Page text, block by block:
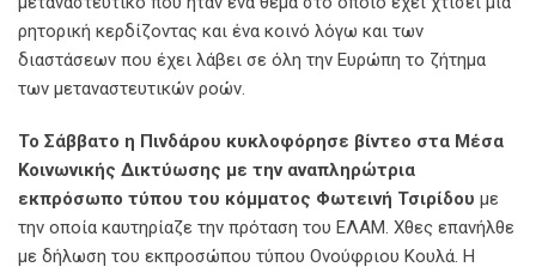
ρητορική κερδίζοντας και ένα κοινό λόγω και των
διαστάσεων που έχει λάβει σε όλη την Ευρώπη το ζήτημα
των μεταναστευτικών ροών.
Το Σάββατο η Πινδάρου κυκλοφόρησε βίντεο στα Μέσα
Κοινωνικής Δικτύωσης με την αναπληρώτρια
εκπρόσωπο τύπου του κόμματος Φωτεινή Τσιρίδου με
την οποία καυτηρίαζε την πρόταση του ΕΛΑΜ. Χθες επανήλθε
με δήλωση του εκπροσώπου τύπου Ονούφριου Κουλά. Η